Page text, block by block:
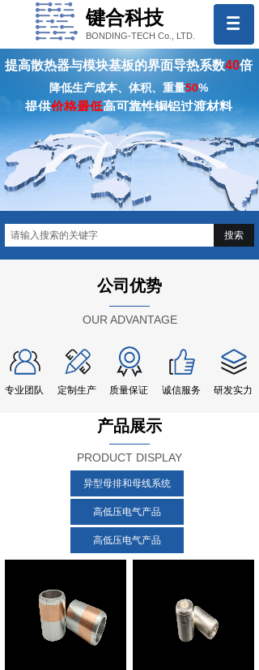
键合科技
BONDING-TECH Co., LTD.
提高散热器与模块基板的界面导热系数40倍
降低生产成本、体积、重量50%
提供价格最低高可靠性铜铝过渡材料
努力不懈的为广大客户提供优质的产品
搜索
公司优势
OUR ADVANTAGE
诚信服务
定制生产
专业团队 质量保证 研发实力
产品展示
PRODUCT DISPLAY
异型母排和母线系统
高低压电气产品
高低压电气产品